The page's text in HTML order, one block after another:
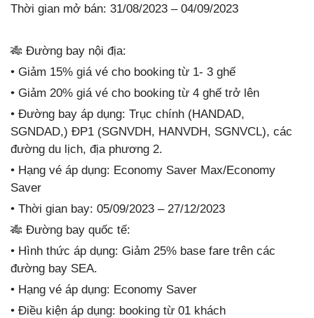
Thời gian mở bán: 31/08/2023 – 04/09/2023
🎋 Đường bay nội địa:
• Giảm 15% giá vé cho booking từ 1- 3 ghế
• Giảm 20% giá vé cho booking từ 4 ghế trở lên
• Đường bay áp dụng: Trục chính (HANDAD,
SGNDAD,) ĐP1 (SGNVDH, HANVDH, SGNVCL), các
đường du lịch, địa phương 2.
• Hạng vé áp dụng: Economy Saver Max/Economy
Saver
• Thời gian bay: 05/09/2023 – 27/12/2023
🎋 Đường bay quốc tế:
• Hình thức áp dụng: Giảm 25% base fare trên các
đường bay SEA.
• Hạng vé áp dụng: Economy Saver
• Điều kiện áp dụng: booking từ 01 khách